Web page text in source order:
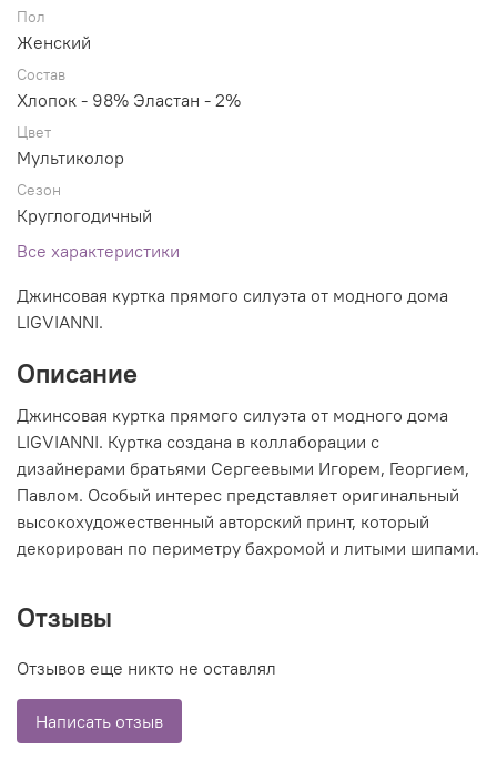
Пол
Женский
Состав
Хлопок - 98% Эластан - 2%
Цвет
Мультиколор
Сезон
Круглогодичный
Все характеристики
Джинсовая куртка прямого силуэта от модного дома
LIGVIANNI.
Описание
Джинсовая куртка прямого силуэта от модного дома
LIGVIANNI. Куртка создана в коллаборации с
дизайнерами братьями Сергеевыми Игорем, Георгием,
Павлом. Особый интерес представляет оригинальный
высокохудожественный авторский принт, который
декорирован по периметру бахромой и литыми шипами.
Отзывы
Отзывов еще никто не оставлял
Написать отзыв